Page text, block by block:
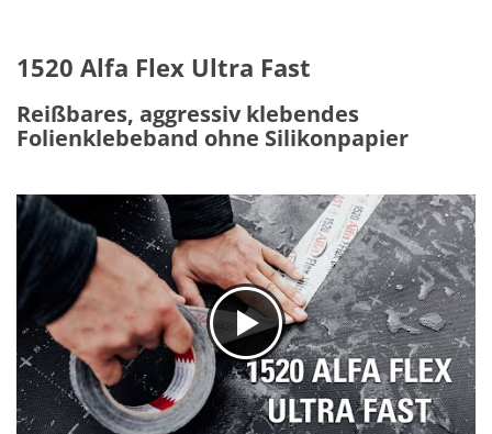
1520 Alfa Flex Ultra Fast
Reißbares, aggressiv klebendes
Folienklebeband ohne Silikonpapier